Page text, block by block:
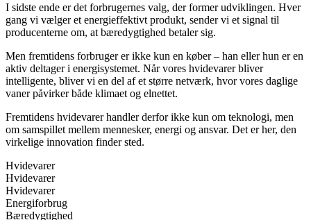
I sidste ende er det forbrugernes valg, der former udviklingen. Hver
gang vi vælger et energieffektivt produkt, sender vi et signal til
producenterne om, at bæredygtighed betaler sig.
Men fremtidens forbruger er ikke kun en køber – han eller hun er en
aktiv deltager i energisystemet. Når vores hvidevarer bliver
intelligente, bliver vi en del af et større netværk, hvor vores daglige
vaner påvirker både klimaet og elnettet.
Fremtidens hvidevarer handler derfor ikke kun om teknologi, men
om samspillet mellem mennesker, energi og ansvar. Det er her, den
virkelige innovation finder sted.
Hvidevarer
Hvidevarer
Hvidevarer
Energiforbrug
Bæredygtighed